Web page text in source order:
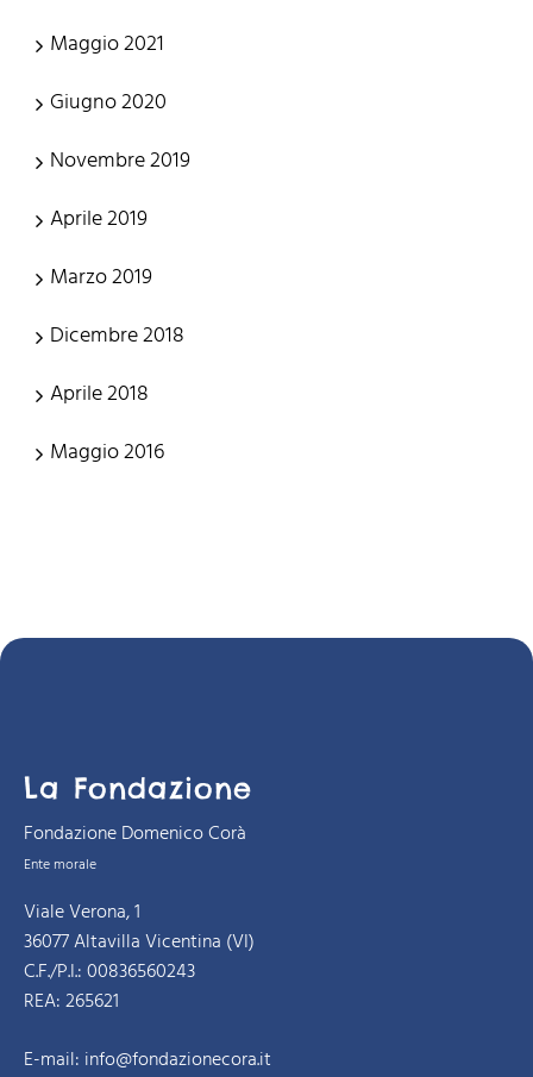
Maggio 2021
Giugno 2020
Novembre 2019
Aprile 2019
Marzo 2019
Dicembre 2018
Aprile 2018
Maggio 2016
La Fondazione
Fondazione Domenico Corà
Ente morale
Viale Verona, 1
36077 Altavilla Vicentina (VI)
C.F./P.I.: 00836560243
REA: 265621
E-mail: info@fondazionecora.it